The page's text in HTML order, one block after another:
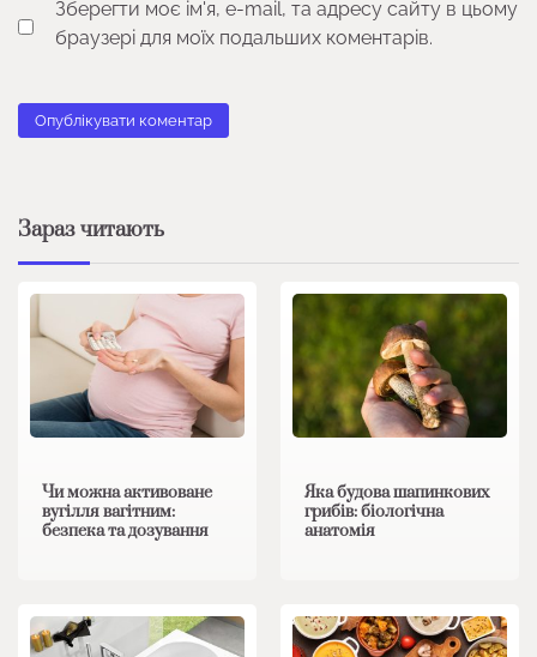
Зберегти моє ім'я, e-mail, та адресу сайту в цьому
браузері для моїх подальших коментарів.
Зараз читають
Чи можна активоване
вугілля вагітним:
безпека та дозування
Яка будова шапинкових
грибів: біологічна
анатомія